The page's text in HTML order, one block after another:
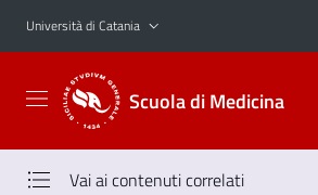
Vai al contenuto principale
Vai al menu di navigazione
Università di Catania
Scuola di Medicina
Vai ai contenuti correlati